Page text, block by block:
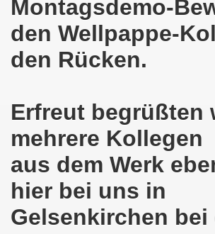
Montagsdemo-
den Wellpappe-
den Rücken.
Erfreut begrüßten
mehrere Kollegen
aus dem Werk
hier bei uns in
Gelsenkirchen bei
feierte am 11.07.2022 das
751. Gelsenkirchener
mit bis zu etwa ca. 1.500
Montagsdemo-Bewegung am
mich aktiv am 01.05.2022 im
gleichermaßen bekämpfen